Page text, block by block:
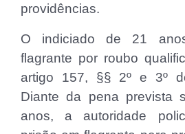
providências.
O indiciado de 21
flagrante por roubo
artigo 157, §§ 2º e 3º
Diante da pena prevista
anos, a autoridade